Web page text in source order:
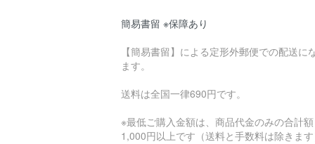
簡易書留 ※保障あり
【簡易書留】による定形外郵便での配送に
ます。
送料は全国一律690円です。
※最低ご購入金額は、商品代金のみの合計額
1,000円以上です（送料と手数料は除きます